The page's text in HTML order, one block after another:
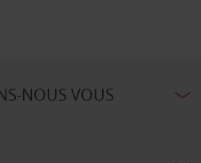
NOUS VOUS